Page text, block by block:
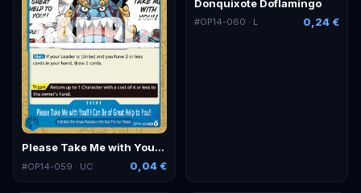
Please Take Me with You!! I Can Be of Great Help to You!!
#OP14-059 · UC 0,04 €
Donquixote Doflamingo
#OP14-060 · L 0,24 €